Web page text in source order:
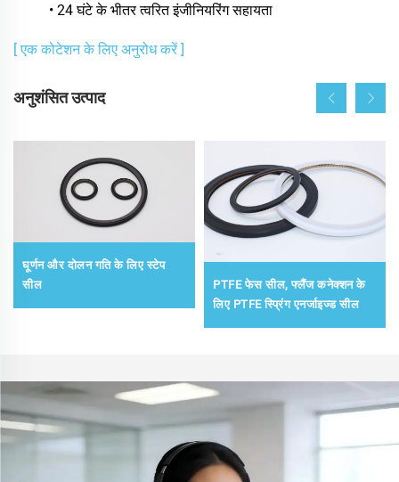
• 24 घंटे के भीतर त्वरित इंजीनियरिंग सहायता
[ एक कोटेशन के लिए अनुरोध करें ]
अनुशंसित उत्पाद
घूर्णन और दोलन गति के लिए स्टेप
सील
PTFE फेस सील, फ्लैंज कनेक्शन के
लिए PTFE स्प्रिंग एनर्जाइज्ड सील